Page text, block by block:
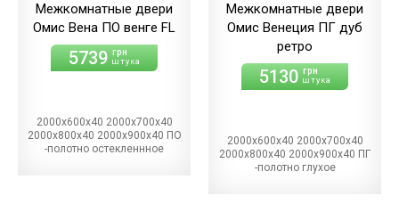
Межкомнатные двери
Омис Вена ПО венге FL
5739 грн
штука
2000х600х40 2000х700х40
2000х800х40 2000х900х40 ПО
-полотно остекленнное
Межкомнатные двери
Омис Венеция ПГ дуб
ретро
5130 грн
штука
2000х600х40 2000х700х40
2000х800х40 2000х900х40 ПГ
-полотно глухое